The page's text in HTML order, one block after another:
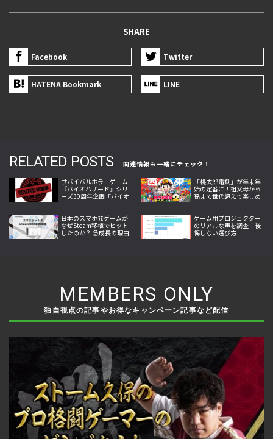
SHARE
Facebook Twitter
HATENA Bookmark LINE
RELATED POSTS
関連情報も一緒にチェック！
サバイバルホラーゲーム
『バイオハザード』シリ
ーズ30周年企画「バイオ
「桃太郎電鉄」が年末年
始の定番に！祖父母から
孫まで世代超えて楽しめ
日本のスマホ発ゲームが
なぜSteam移植でヒット
したのか？ 急成長の理由
ゲーム用プロジェクター
のリアルな声を調査！後
悔しない選び方
MEMBERS ONLY
独自視点の記事やお得なキャンペーン記事など配信